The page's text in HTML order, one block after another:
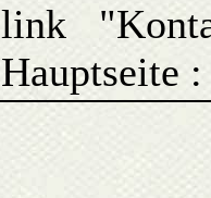
link
Hauptseite